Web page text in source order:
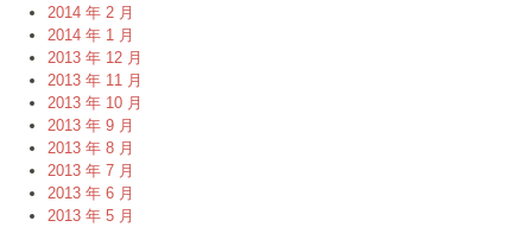
2014 年 2 月
2014 年 1 月
2013 年 12 月
2013 年 11 月
2013 年 10 月
2013 年 9 月
2013 年 8 月
2013 年 7 月
2013 年 6 月
2013 年 5 月